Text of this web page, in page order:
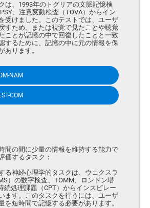
は、1993年のトグリアの文脈記憶検
、注意変動検査（TOVA）からイン
受けました。このテストでは、ユーザ
すため、または視覚で見たことや聴覚
ことが記憶の中で回復したことと一致
するために、記憶の中に元の情報を保
あります。
NAM
COM
間の間に少量の情報を維持する能力で
価するタスク：
る神経心理学的タスクは、ウェクスラ
）の数字検査、TOMM、ロンドン塔
続処理課題（CPT）からインスピレー
ます。このタスクを行うには、ユーザ
を短時間で記憶する必要があります。